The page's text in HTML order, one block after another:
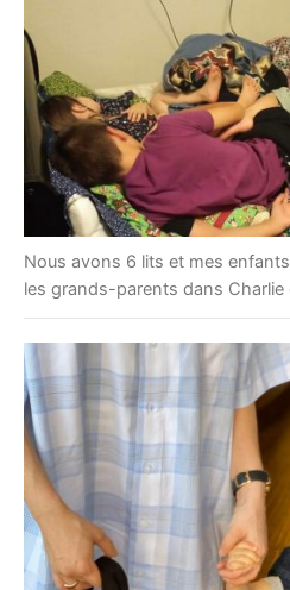
Nous avons 6 lits et mes
les grands-parents dans Charlie